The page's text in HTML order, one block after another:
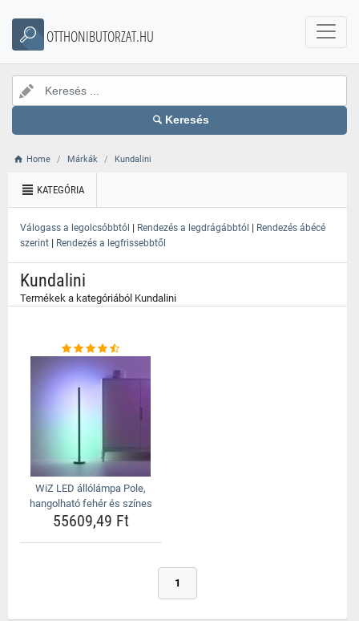
OTTHONIBUTORZAT.HU
Keresés
Home Márkák Kundalini
KATEGÓRIA
Válogass a legolcsóbbtól | Rendezés a legdrágábbtól | Rendezés ábécé
szerint | Rendezés a legfrissebbtől
Kundalini
Termékek a kategóriából Kundalini
WiZ LED állólámpa Pole,
hangolható fehér és színes
55609,49 Ft
1